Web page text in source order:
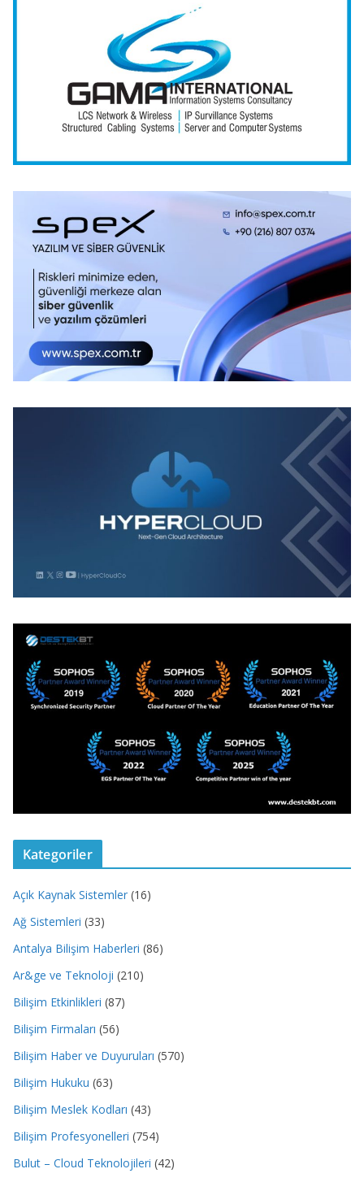
Kategoriler
Açık Kaynak Sistemler (16)
Ağ Sistemleri (33)
Antalya Bilişim Haberleri (86)
Ar&ge ve Teknoloji (210)
Bilişim Etkinlikleri (87)
Bilişim Firmaları (56)
Bilişim Haber ve Duyuruları (570)
Bilişim Hukuku (63)
Bilişim Meslek Kodları (43)
Bilişim Profesyonelleri (754)
Bulut – Cloud Teknolojileri (42)